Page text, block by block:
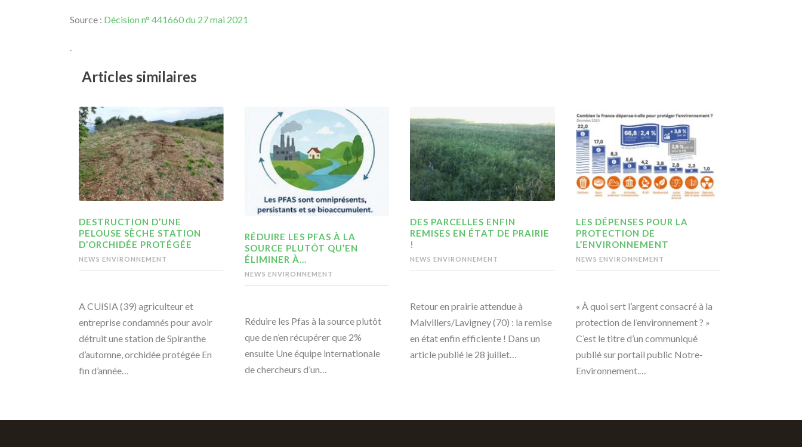
Source : Décision n° 441660 du 27 mai 2021
.
Articles similaires
DESTRUCTION D’UNE
PELOUSE SÈCHE STATION
D’ORCHIDÉE PROTÉGÉE
NEWS ENVIRONNEMENT
A CUISIA (39) agriculteur et
entreprise condamnés pour avoir
détruit une station de Spiranthe
d’automne, orchidée protégée En
fin d’année…
RÉDUIRE LES PFAS À LA
SOURCE PLUTÔT QU’EN
ÉLIMINER À…
NEWS ENVIRONNEMENT
Réduire les Pfas à la source plutôt
que de n’en récupérer que 2%
ensuite Une équipe internationale
de chercheurs d’un…
DES PARCELLES ENFIN
REMISES EN ÉTAT DE PRAIRIE
!
NEWS ENVIRONNEMENT
Retour en prairie attendue à
Malvillers/Lavigney (70) : la remise
en état enfin efficiente ! Dans un
article publié le 28 juillet…
LES DÉPENSES POUR LA
PROTECTION DE
L’ENVIRONNEMENT
NEWS ENVIRONNEMENT
« À quoi sert l’argent consacré à la
protection de l’environnement ? »
C’est le titre d’un communiqué
publié sur portail public Notre-
Environnement.…